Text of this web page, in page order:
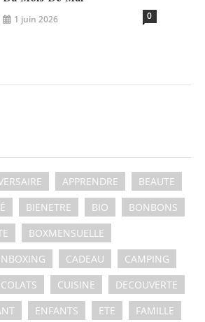
1 juin 2026 0
APPRENDRE
BEAUTE
BIENETRE BIO
BONBONS
BOXMENSUELLE
CADEAU
CAMPING
CUISINE
DECOUVERTE
ENFANTS ETE FAMILLE